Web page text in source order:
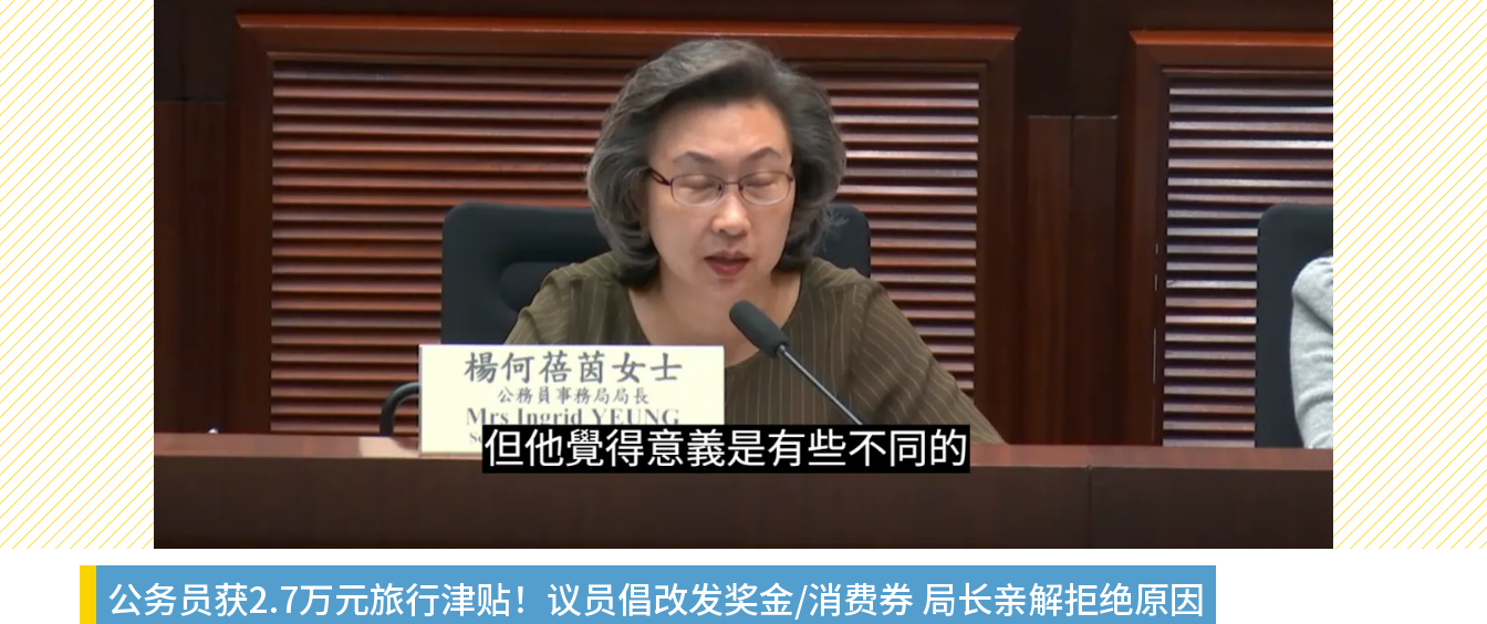
公务员获2.7万元旅行津贴！议员倡改发奖金/消费券 局长亲解拒绝原因